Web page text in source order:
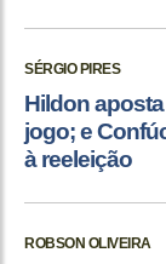
SÉRGIO PIRES
Hildon
jogo; e
à reeleição
ROBSON OLIVEIRA